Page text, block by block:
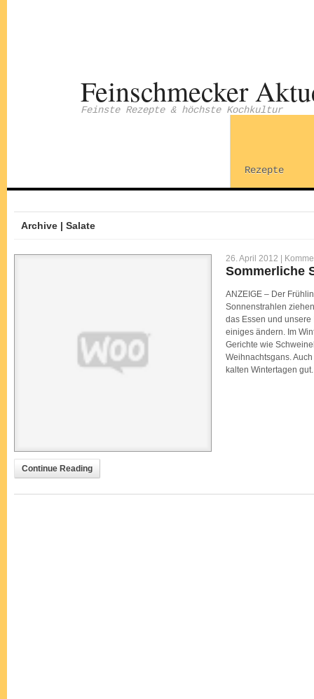
Feinschmecker
Feinste Rezepte & höchste Kochkultur
Rezepte
Archive | Salate
26. April 2012 |
Sommerliche
ANZEIGE – Der
Sonnenstrahlen
das Essen und
einiges ändern. Im
Gerichte wie
Weihnachtsgans.
kalten Wintertagen
Continue Reading